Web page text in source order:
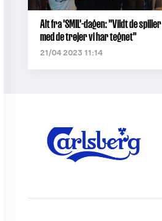
Alt fra 'SMIL'-dagen: "Vildt de spiller
med de trøjer vi har tegnet"
21/04 2023 11:14